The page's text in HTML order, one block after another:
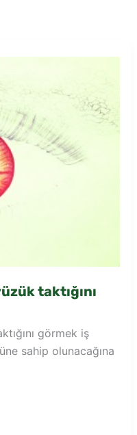
taktığını
görmek iş
sahip olunacağına